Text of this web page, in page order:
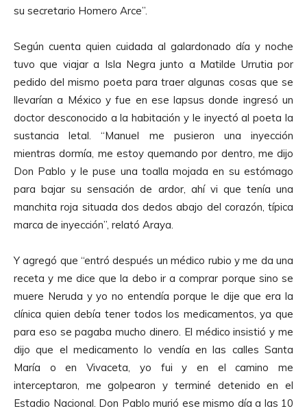
su secretario Homero Arce”.
Según cuenta quien cuidada al galardonado día y noche
tuvo que viajar a Isla Negra junto a Matilde Urrutia por
pedido del mismo poeta para traer algunas cosas que se
llevarían a México y fue en ese lapsus donde ingresó un
doctor desconocido a la habitación y le inyectó al poeta la
sustancia letal. “Manuel me pusieron una inyección
mientras dormía, me estoy quemando por dentro, me dijo
Don Pablo y le puse una toalla mojada en su estómago
para bajar su sensación de ardor, ahí vi que tenía una
manchita roja situada dos dedos abajo del corazón, típica
marca de inyección”, relató Araya.
Y agregó que “entró después un médico rubio y me da una
receta y me dice que la debo ir a comprar porque sino se
muere Neruda y yo no entendía porque le dije que era la
clínica quien debía tener todos los medicamentos, ya que
para eso se pagaba mucho dinero. El médico insistió y me
dijo que el medicamento lo vendía en las calles Santa
María o en Vivaceta, yo fui y en el camino me
interceptaron, me golpearon y terminé detenido en el
Estadio Nacional. Don Pablo murió ese mismo día a las 10